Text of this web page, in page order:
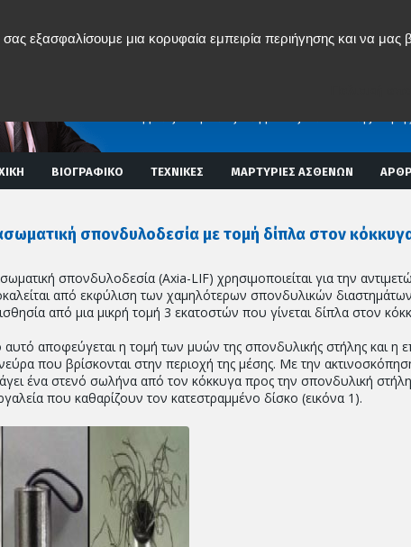
ΒΙΟΓΡΑΦΙΚΟ ΤΕΧΝΙΚΕΣ ΜΑΡΤΥΡΙΕΣ ΑΣΘΕΝΩΝ
σπονδυλοδεσία με τομή δίπλα στον
σπονδυλοδεσία (Axia-LIF) χρησιμοποιείται για την
από εκφύλιση των χαμηλότερων σπονδυλικών
από μια μικρή τομή 3 εκατοστών που γίνεται δίπλα στον
αποφεύγεται η τομή των μυών της σπονδυλικής στήλης και η
νεύρα που βρίσκονται στην περιοχή της μέσης. Με την
ένα στενό σωλήνα από τον κόκκυγα προς την σπονδυλική
που καθαρίζουν τον κατεστραμμένο δίσκο (εικόνα 1).
εξασφαλίσουμε μια κορυφαία εμπειρία περιήγησης και να μας